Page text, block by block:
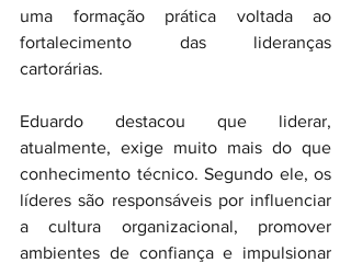
uma formação prática voltada ao
fortalecimento das lideranças
cartorárias.
Eduardo destacou que liderar,
atualmente, exige muito mais do que
conhecimento técnico. Segundo ele, os
líderes são responsáveis por influenciar
a cultura organizacional, promover
ambientes de confiança e impulsionar